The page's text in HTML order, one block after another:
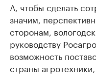
А, чтобы сделать
значим,
сторонам,
руководству
возможность
страны